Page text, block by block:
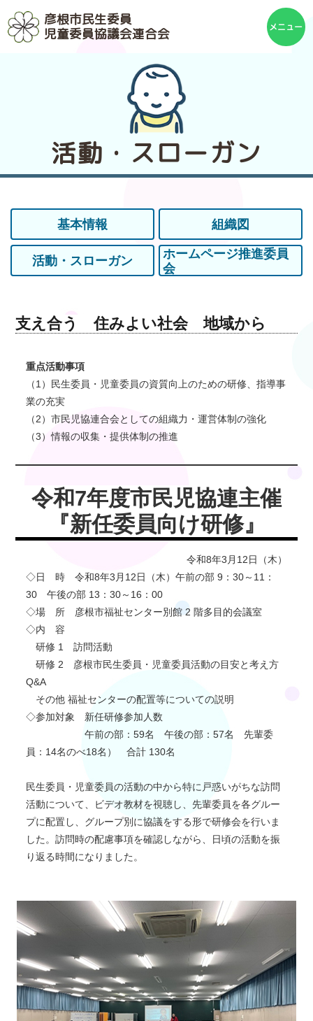
彦根市民生委員
児童委員協議会連合会
活動・スローガン
基本情報 組織図
活動・スローガン
ホームページ推進委員
会
支え合う 住みよい社会 地域から
重点活動事項
（1）民生委員・児童委員の資質向上のための研修、指導事
業の充実
（2）市民児協連合会としての組織力・運営体制の強化
（3）情報の収集・提供体制の推進
令和7年度市民児協連主催
『新任委員向け研修』
令和8年3月12日（木）
◇日 時 令和8年3月12日（木）午前の部 9：30～11：
30 午後の部 13：30～16：00
◇場 所 彦根市福祉センター別館 2 階多目的会議室
◇内 容
研修 1 訪問活動
研修 2 彦根市民生委員・児童委員活動の目安と考え方
Q&A
その他 福祉センターの配置等についての説明
◇参加対象 新任研修参加人数
午前の部：59名 午後の部：57名 先輩委
員：14名のべ18名） 合計 130名
民生委員・児童委員の活動の中から特に戸惑いがちな訪問
活動について、ビデオ教材を視聴し、先輩委員を各グルー
プに配置し、グループ別に協議をする形で研修会を行いま
した。訪問時の配慮事項を確認しながら、日頃の活動を振
り返る時間になりました。